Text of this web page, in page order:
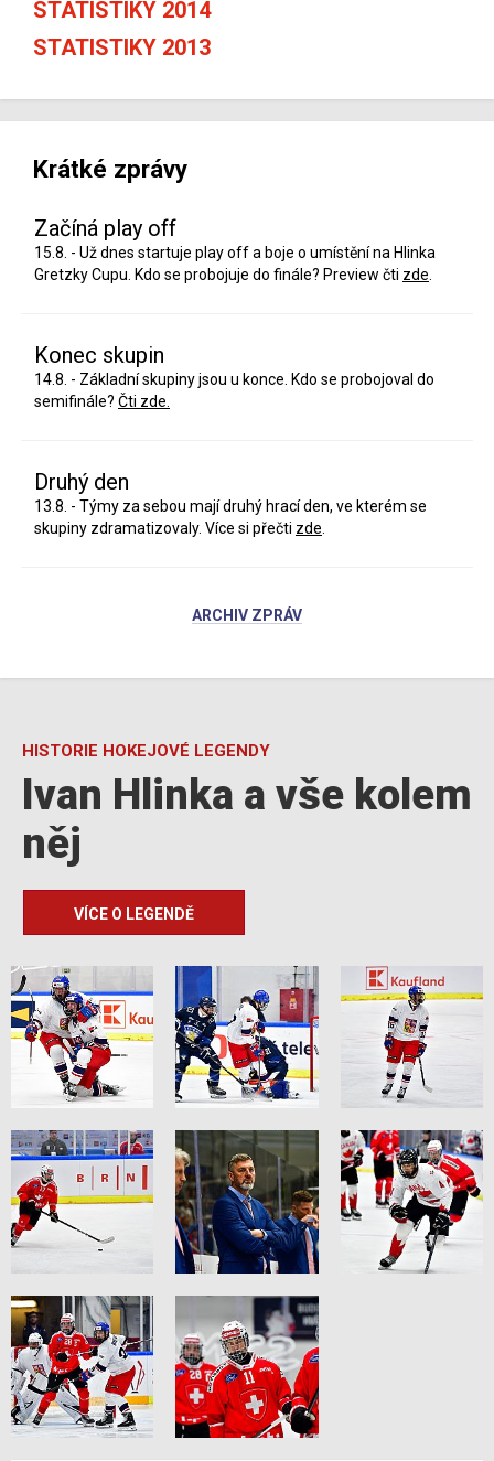
STATISTIKY 2014
STATISTIKY 2013
Krátké zprávy
Začíná play off
15.8. - Už dnes startuje play off a boje o umístění na Hlinka
Gretzky Cupu. Kdo se probojuje do finále? Preview čti zde
Konec skupin
14.8. - Základní skupiny jsou u konce. Kdo se probojoval do
semifinále? Čti zde.
Druhý den
13.8. - Týmy za sebou mají druhý hrací den, ve kterém se
skupiny zdramatizovaly. Více si přečti zde
ARCHIV ZPRÁV
HISTORIE HOKEJOVÉ LEGENDY
Ivan Hlinka a vše kolem
něj
VÍCE O LEGENDĚ